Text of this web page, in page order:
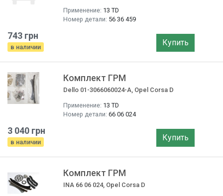
Применение: 13 TD
Номер детали: 56 36 459
743 грн
в наличии Купить
Комплект ГРМ
Dello 01-3066060024-A, Opel Corsa D
Применение: 13 TD
Номер детали: 66 06 024
3 040 грн
в наличии Купить
Комплект ГРМ
INA 66 06 024, Opel Corsa D